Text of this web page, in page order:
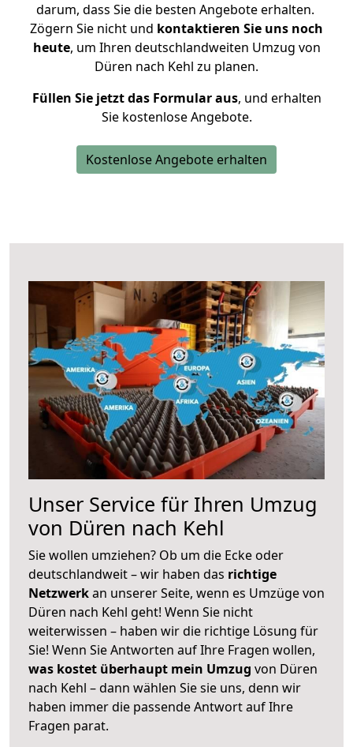
darum, dass Sie die besten Angebote erhalten.
Zögern Sie nicht und kontaktieren Sie uns noch
heute, um Ihren deutschlandweiten Umzug von
Düren nach Kehl zu planen.
Füllen Sie jetzt das Formular aus, und erhalten
Sie kostenlose Angebote.
Kostenlose Angebote erhalten
Unser Service für Ihren Umzug
von Düren nach Kehl
Sie wollen umziehen? Ob um die Ecke oder
deutschlandweit – wir haben das richtige
Netzwerkan unserer Seite, wenn es Umzüge von
Düren nach Kehl geht! Wenn Sie nicht
weiterwissen – haben wir die richtige Lösung für
Sie! Wenn Sie Antworten auf Ihre Fragen wollen,
was kostet überhaupt mein Umzug von Düren
nach Kehl – dann wählen Sie sie uns, denn wir
haben immer die passende Antwort auf Ihre
Fragen parat.